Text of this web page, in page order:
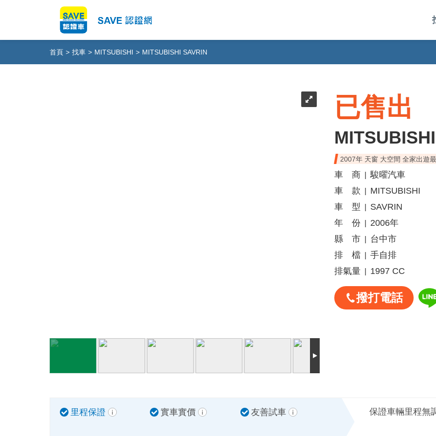
首頁 > 找車 > MITSUBISHI > MITSUBISHI SAVRIN
已售出
2007年 天窗 大空間 全家出遊
車 商
駿曜汽車
車 款
MITSUBISHI
車 型
SAVRIN
年 份
2006年
縣 市
台中市
排 檔
手自排
排氣量
1997 CC
撥打電話
里程保證 實車實價 友善試車 保證車輛里程無